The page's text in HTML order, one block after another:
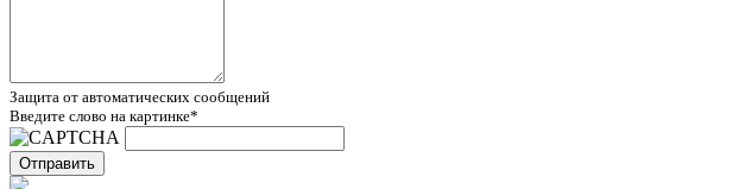
Защита от автоматических сообщений
Введите слово на картинке*